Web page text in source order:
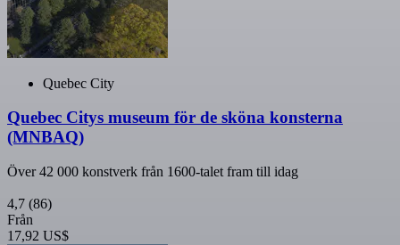
Quebec City
Quebec Citys museum för de sköna konsterna
(MNBAQ)
Över 42 000 konstverk från 1600-talet fram till idag
4,7 (86)
Från
17,92 US$